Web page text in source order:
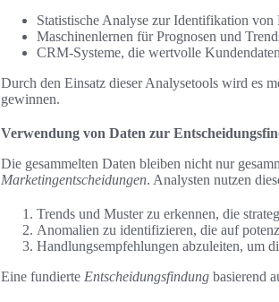
Statistische Analyse zur Identifikation von
Maschinenlernen für Prognosen und
CRM-Systeme, die wertvolle
Durch den Einsatz dieser Analysetools wird es
gewinnen.
Verwendung von Daten zur
Die gesammelten Daten bleiben nicht nur
Marketingentscheidungen. Analysten nutzen
Trends und Muster zu erkennen, die
Anomalien zu identifizieren, die auf
Handlungsempfehlungen abzuleiten, um
Eine fundierte Entscheidungsfindung basierend